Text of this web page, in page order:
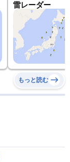
雷レーダー
もっと読む